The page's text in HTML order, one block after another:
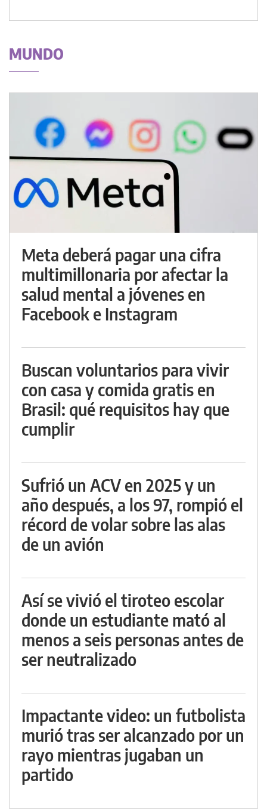
MUNDO
Meta deberá pagar una cifra
multimillonaria por afectar la
salud mental a jóvenes en
Facebook e Instagram
Buscan voluntarios para vivir
con casa y comida gratis en
Brasil: qué requisitos hay que
cumplir
Sufrió un ACV en 2025 y un
año después, a los 97, rompió el
récord de volar sobre las alas
de un avión
Así se vivió el tiroteo escolar
donde un estudiante mató al
menos a seis personas antes de
ser neutralizado
Impactante video: un futbolista
murió tras ser alcanzado por un
rayo mientras jugaban un
partido